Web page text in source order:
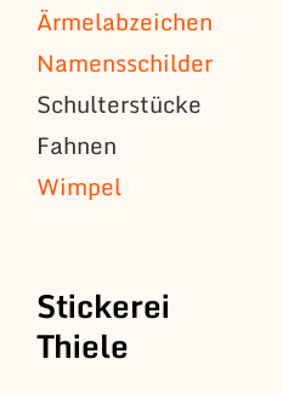
Ärmelabzeichen
Namensschilder
Schulterstücke
Fahnen
Wimpel
Stickerei
Thiele